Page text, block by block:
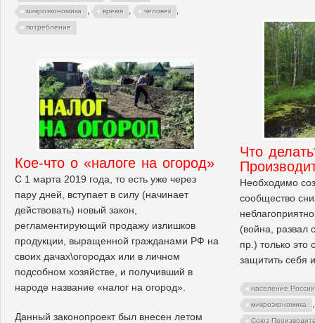
микроэкономика , время , человек ,
потребление
Что
Необходимо
сообщество
(война, развал
пр.) только
защитить себя
население России
микроэкономика
Союз
Кое-что о «налоге на огород»
С 1 марта 2019 года, то есть уже через
пару дней, вступает в силу (начинает
действовать) новый закон,
регламентирующий продажу излишков
продукции, выращенной гражданами РФ на
своих дачах\огородах или в личном
подсобном хозяйстве, и получивший в
народе название «налог на огород».
Данный законопроект был внесен летом